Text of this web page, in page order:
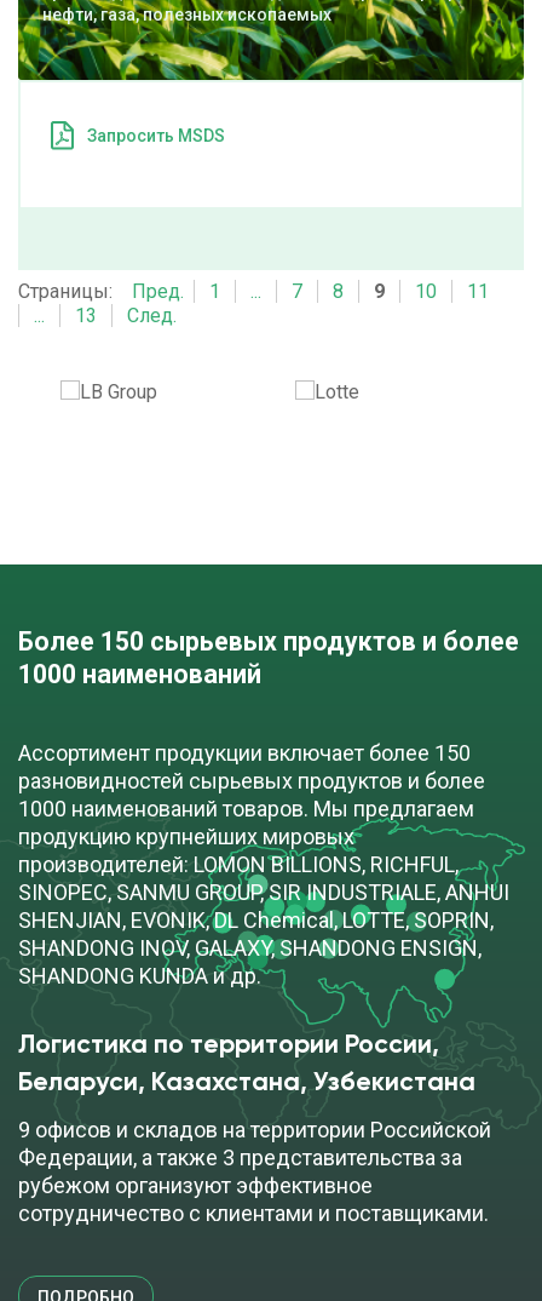
бочка (250 кг) cкачать TDS
ПОД ЗАКАЗ
Бензиловый спирт косметический
ПОД ЗАКАЗ
Минеральное (Вазелиновое) масло
бочка (162 кг) cкачать TDS
ПОД ЗАКАЗ
Минеральное (Вазелиновое) масло
нефти, газа, полезных ископаемых
Запросить MSDS
Страницы: Пред. 1 ... 7 8 9 10
11
...
13 След.
Более 150 сырьевых продуктов и более
1000 наименований
Ассортимент продукции включает более 150
разновидностей сырьевых продуктов и более
1000 наименований товаров. Мы предлагаем
продукцию крупнейших мировых
производителей: LOMON BILLIONS, RICHFUL,
SINOPEC, SANMU GROUP, SIR INDUSTRIALE, ANHUI
SHENJIAN, EVONIK, DL Chemical, LOTTE, SOPRIN,
SHANDONG INOV, GALAXY, SHANDONG ENSIGN,
SHANDONG KUNDA и др.
Логистика по территории России,
Беларуси, Казахстана, Узбекистана
9 офисов и складов на территории Российской
Федерации, а также 3 представительства за
рубежом организуют эффективное
сотрудничество с клиентами и поставщиками.
ПОДРОБНО